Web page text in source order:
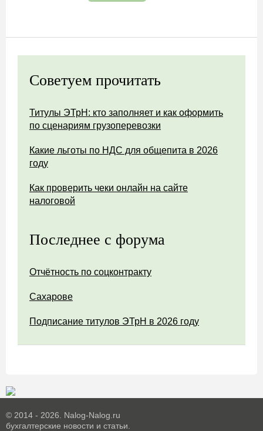
Советуем прочитать
Титулы ЭТрН: кто заполняет и как оформить
по сценариям грузоперевозки
Какие льготы по НДС для общепита в 2026
году
Как проверить чеки онлайн на сайте
налоговой
Последнее с форума
Отчётность по соцконтракту
Сахарове
Подписание титулов ЭТрН в 2026 году
© 2014 - 2026. Nalog-Nalog.ru
бухгалтерские новости и статьи.